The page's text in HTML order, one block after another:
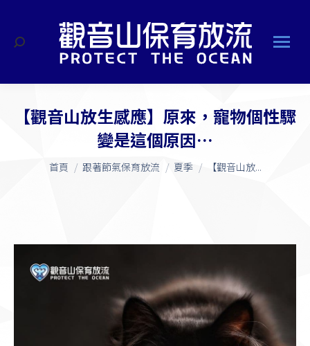
搜
【觀音山放生感應】原來，寵物個性驟
變是這個原因…
您在這裡：
首頁 跟著節氣保育放流 夏季 【觀音山放...